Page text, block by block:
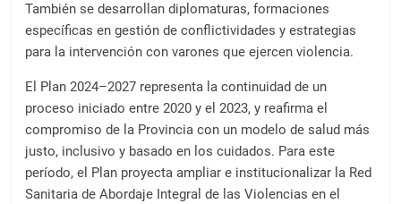
También se desarrollan diplomaturas, formaciones
específicas en gestión de conflictividades y estrategias
para la intervención con varones que ejercen violencia.
El Plan 2024–2027 representa la continuidad de un
proceso iniciado entre 2020 y el 2023, y reafirma el
compromiso de la Provincia con un modelo de salud más
justo, inclusivo y basado en los cuidados. Para este
período, el Plan proyecta ampliar e institucionalizar la Red
Sanitaria de Abordaje Integral de las Violencias en el